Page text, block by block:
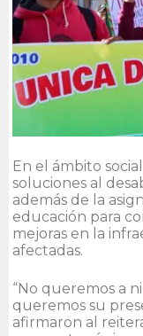
En el ámbito
soluciones al
además de la
educación para
mejoras en la
afectadas.
“No queremos a
queremos su
afirmaron al